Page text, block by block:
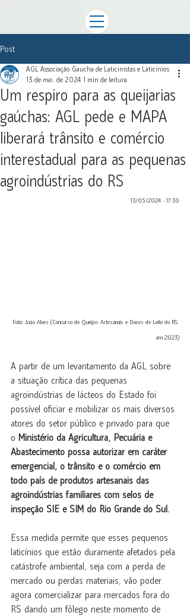
Post
Um respiro para as queijarias
gaúchas: AGL pede e MAPA
liberará trânsito e comércio
interestadual para as pequenas
agroindústrias do RS
AGL Associação Gaucha de Laticinistas e Laticínios
13 de mai. de 2024 1 min de leitura
13/05/2024 - 17:30
Foto: João Alves (Concurso de Queijos Artesanais e Doces de Leite do RS
em 2023)
A partir de um levantamento da AGL sobre
a situação crítica das pequenas
agroindústrias de lácteos do Estado foi
possível oficiar e mobilizar os mais diversos
atores do setor público e privado para que
o Ministério da Agricultura, Pecuária e
Abastecimento possa autorizar em caráter
emergencial, o trânsito e o comércio em
todo país de produtos artesanais das
agroindústrias familiares com selos de
inspeção SIE e SIM do Rio Grande do Sul.
Essa medida permite que esses pequenos
laticínios que estão duramente afetados pela
catástrofe ambiental, seja com a perda de
mercado ou perdas materiais, vão poder
agora comercializar para mercados fora do
RS dando um fôlego neste momento de